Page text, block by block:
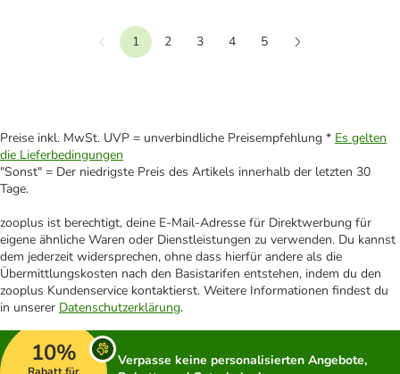
Vorherige
1 2 3 4
5
Preise inkl. MwSt. UVP = unverbindliche Preisempfehlung * Es gelten
die Lieferbedingungen
"Sonst" = Der niedrigste Preis des Artikels innerhalb der letzten 30
Tage.
zooplus ist berechtigt, deine E-Mail-Adresse für Direktwerbung für
eigene ähnliche Waren oder Dienstleistungen zu verwenden. Du kannst
dem jederzeit widersprechen, ohne dass hierfür andere als die
Übermittlungskosten nach den Basistarifen entstehen, indem du den
zooplus Kundenservice kontaktierst. Weitere Informationen findest du
in unserer Datenschutzerklärung.
10%
Verpasse keine personalisierten Angebote,